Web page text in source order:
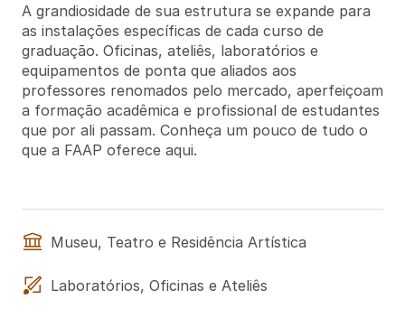
A grandiosidade de sua estrutura se expande para
as instalações específicas de cada curso de
graduação. Oficinas, ateliês, laboratórios e
equipamentos de ponta que aliados aos
professores renomados pelo mercado, aperfeiçoam
a formação acadêmica e profissional de estudantes
que por ali passam. Conheça um pouco de tudo o
que a FAAP oferece aqui.
Museu, Teatro e Residência Artística
Laboratórios, Oficinas e Ateliês